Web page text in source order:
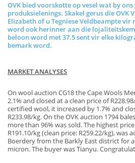
OVK bied voorskotte op vesel wat by
produksielenings. Skakel gerus die OVK
Elizabeth of u Tegniese Veldbeampte
word ook herinner aan die
beloon word met 37.5 sent vir elke
bemark word.
MARKET ANALYSES
On wool auction CG18 the Cape Wools
2.1% and closed at a clean price of
certified wool, it increased by 1.7% and
R233.98/kg. On the OVK auction 1794
more than 96% was sold. The highest
R191.10/kg (clean price: R259.22/kg), was
Boerdery from the Barkly East district for
micron. The buyer was Tianyu.